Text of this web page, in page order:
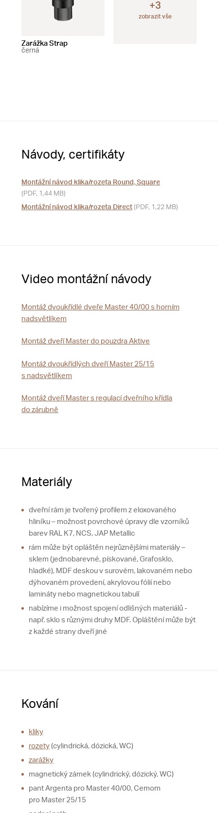
+3
zobrazit vše
Zarážka Strap
černá
Návody, certifikáty
Montážní návod klika/rozeta Round, Square
(PDF, 1,44 MB)
Montážní návod klika/rozeta Direct (PDF, 1,22 MB)
Video montážní návody
Montáž dvoukřídlé dveře Master 40/00 s horním
nadsvětlíkem
Montáž dveří Master do pouzdra Aktive
Montáž dvoukřídlých dveří Master 25/15
s nadsvětlíkem
Montáž dveří Master s regulací dveřního křídla
do zárubně
Materiály
dveřní rám je tvořený profilem z eloxovaného
hliníku – možnost povrchové úpravy dle vzorníků
barev RAL K7, NCS, JAP Metallic
rám může být opláštěn nejrůznějšími materiály –
sklem (jednobarevné, pískované, Grafosklo,
hladké), MDF deskou v surovém, lakovaném nebo
dýhovaném provedení, akrylovou fólií nebo
lamináty nebo magnetickou tabulí
nabízíme i možnost spojení odlišných materiálů -
např. sklo s různými druhy MDF. Opláštění může být
z každé strany dveří jiné
Kování
kliky
rozety (cylindrická, dózická, WC)
zarážky
magnetický zámek (cylindrický, dózický, WC)
pant Argenta pro Master 40/00, Cemom
pro Master 25/15